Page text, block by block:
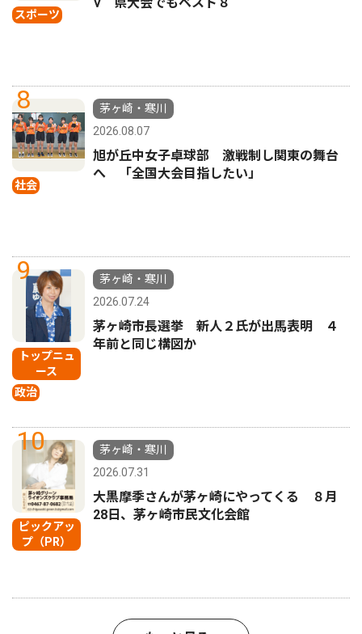
スポーツ
Ⅴ 県大会でもベスト８
8
社会
茅ヶ崎・寒川
2026.08.07
旭が丘中女子卓球部 激戦制し関東の舞台
へ 「全国大会目指したい」
9
トップニュ
ース
政治
茅ヶ崎・寒川
2026.07.24
茅ヶ崎市長選挙 新人２氏が出馬表明 ４
年前と同じ構図か
10
ピックアッ
プ（PR）
茅ヶ崎・寒川
2026.07.31
大黒摩季さんが茅ヶ崎にやってくる ８月
28日、茅ヶ崎市民文化会館